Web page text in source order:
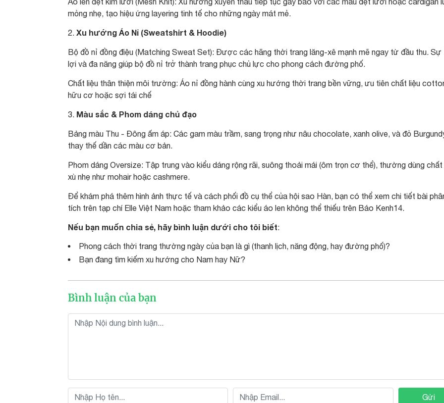
mỏng nhẹ, tạo hiệu ứng layering tinh tế cho những ngày mát mẻ.
2. Xu hướng Áo Nỉ (Sweatshirt & Hoodie)
Bộ đồ nỉ đồng điệu (Matching Sweat Set): Được các hãng thời trang lăng-xê mạnh mẽ ngay từ đầu thu. Sự
lợi và đa năng giúp bộ đồ nỉ trở thành trang phục chủ lực cho phong cách đường phố.
Chất liệu thân thiện môi trường: Áo nỉ đồng hành cùng xu hướng thời trang bền vững, ưu tiên chất liệu
hữu cơ hoặc sợi tái chế
3. Màu sắc & Phom dáng chủ đạo
Bảng màu Thu - Đông ấm áp: Các gam màu trầm, sang trọng như nâu chocolate, xanh olive, và đỏ
thay thế dần các màu cơ bản.
Phom dáng Oversize: Tập trung vào kiểu dáng rộng rãi, suông thoải mái (ôm trọn cơ thể), thường dùng chất
xù nhẹ như mohair hoặc cashmere.
Để khám phá thêm hình ảnh thực tế và cách phối đồ cụ thể của hội sao Hàn, bạn có thể xem chi tiết bài
tích trên tạp chí Elle Việt Nam hoặc tham khảo các kiểu áo len không thể thiếu trên Báo Kenh14.
Nếu bạn muốn chia sẻ, hãy bình luận dưới cho tôi biết:
Phong cách thời trang thường ngày của bạn là gì (thanh lịch, năng động, hay đường phố)?
Bạn đang tìm kiếm xu hướng cho Nam hay Nữ?
Bình luận của bạn
Gửi